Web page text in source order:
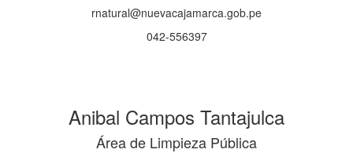
rnatural@nuevacajamarca.gob.pe
042-556397
Anibal Campos Tantajulca
Área de Limpieza Pública